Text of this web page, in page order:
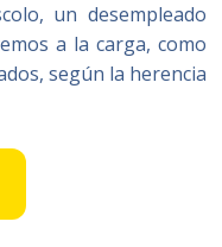
un desempleado
a la carga, como
según la herencia